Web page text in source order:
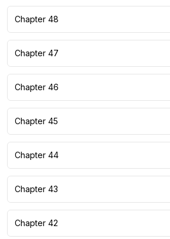
Chapter 48
Chapter 47
Chapter 46
Chapter 45
Chapter 44
Chapter 43
Chapter 42